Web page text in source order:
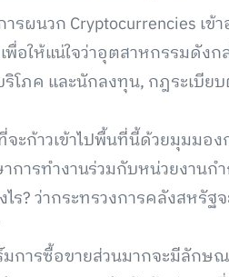
รผนวก Cryptocurrencies เข้
พื่อให้แน่ใจว่าอุตสาหกรรมดั
โภค และนักลงทุน, กฎระเบีย
ะก้าวเข้าไปพื้นที่นี้ด้วยมุมมอ
การทำงานร่วมกับหน่วยงานก
ไร? ว่ากระทรวงการคลังสหรั
การซื้อขายส่วนมากจะมีลักษ